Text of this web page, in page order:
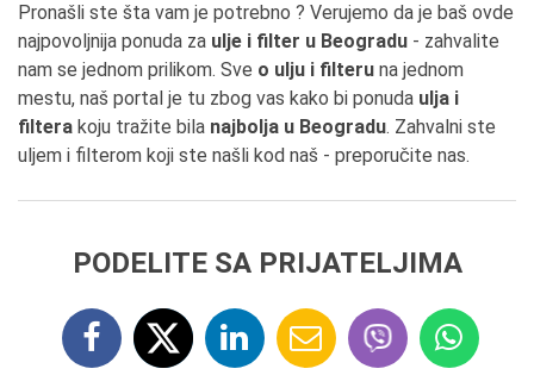
Pronašli ste šta vam je potrebno ? Verujemo da je baš ovde
najpovoljnija ponuda za ulje i filter u Beogradu - zahvalite
nam se jednom prilikom. Sve o ulju i filteru na jednom
mestu, naš portal je tu zbog vas kako bi ponuda ulja i
filtera koju tražite bila najbolja u Beogradu. Zahvalni ste
uljem i filterom koji ste našli kod naš - preporučite nas.
PODELITE SA PRIJATELJIMA